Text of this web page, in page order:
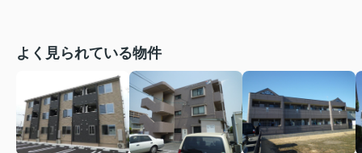
よく見られている物件